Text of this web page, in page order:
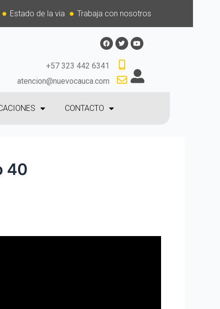
Estado de la via Trabaja con nosotros
+57 323 442 6341
atencion@nuevocauca.com
CONTACTO
40